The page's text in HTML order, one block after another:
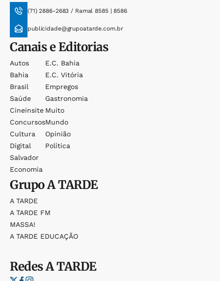
(71) 2886-2683 / Ramal 8585 | 8586
publicidade@grupoatarde.com.br
Canais e Editorias
Autos
Bahia
Brasil
Saúde
Cineinsite
Concursos
Cultura
Digital
Salvador
Economia
E.c. Bahia
E.c. Vitória
Empregos
Gastronomia
Muito
Mundo
Opinião
Política
GrupoA TARDE
A TARDE
A TARDE FM
MASSA!
A TARDE EDUCAÇÃO
RedesA TARDE